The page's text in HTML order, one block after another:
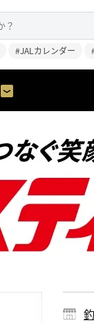
#JALカレンダー